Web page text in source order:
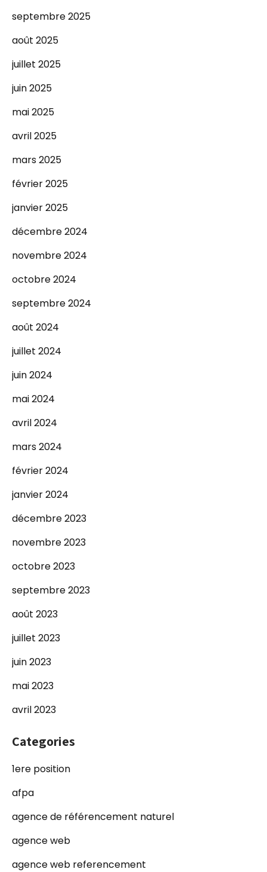
septembre 2025
août 2025
juillet 2025
juin 2025
mai 2025
avril 2025
mars 2025
février 2025
janvier 2025
décembre 2024
novembre 2024
octobre 2024
septembre 2024
août 2024
juillet 2024
juin 2024
mai 2024
avril 2024
mars 2024
février 2024
janvier 2024
décembre 2023
novembre 2023
octobre 2023
septembre 2023
août 2023
juillet 2023
juin 2023
mai 2023
avril 2023
Categories
1ere position
afpa
agence de référencement naturel
agence web
agence web referencement